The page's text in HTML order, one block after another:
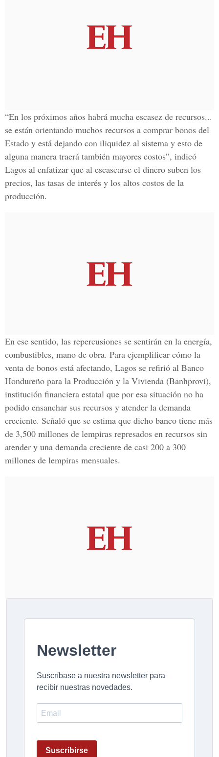
“En los próximos años habrá mucha escasez de recursos...
se están orientando muchos recursos a comprar bonos del
Estado y está dejando con iliquidez al sistema y esto de
alguna manera traerá también mayores costos”, indicó
Lagos al enfatizar que al escasearse el dinero suben los
precios, las tasas de interés y los altos costos de la
producción.
En ese sentido, las repercusiones se sentirán en la energía,
combustibles, mano de obra. Para ejemplificar cómo la
venta de bonos está afectando, Lagos se refirió al Banco
Hondureño para la Producción y la Vivienda (Banhprovi),
institución financiera estatal que por esa situación no ha
podido ensanchar sus recursos y atender la demanda
creciente. Señaló que se estima que dicho banco tiene más
de 3,500 millones de lempiras represados en recursos sin
atender y una demanda creciente de casi 200 a 300
millones de lempiras mensuales.